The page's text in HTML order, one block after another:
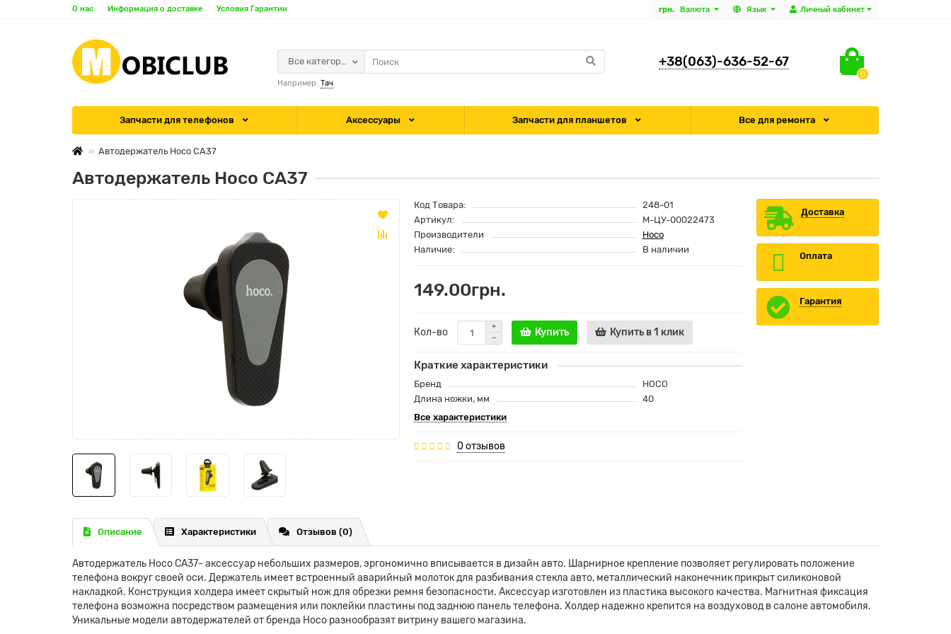
Личный кабинет
Язык
грн. Валюта
О нас Информация о доставке Условия Гарантии
+38(063)-636-52-67
0
Все категории
Например: Тач
Запчасти для телефонов Аксессуары Запчасти для планшетов Все для ремонта
Автодержатель Hoco CA37
Автодержатель Hoco CA37
Код Товара:
248-01
Артикул:
M-ЦУ-00022473
Производители
Hoco
Наличие:
В наличии
149.00грн.
Кол-во Купить Купить в 1 клик
Краткие характеристики
Бренд
HOCO
Длина ножки, мм
40
Все характеристики
0 отзывов
Доставка
Оплата
Гарантия
Описание Характеристики Отзывов (0)
Автодержатель Hoco CA37- аксессуар небольших размеров, эргономично вписывается в дизайн авто. Шарнирное крепление позволяет регулировать положение
телефона вокруг своей оси. Держатель имеет встроенный аварийный молоток для разбивания стекла авто, металлический наконечник прикрыт силиконовой
накладкой. Конструкция холдера имеет скрытый нож для обрезки ремня безопасности. Аксессуар изготовлен из пластика высокого качества. Магнитная фиксация
телефона возможна посредством размещения или поклейки пластины под заднюю панель телефона. Холдер надежно крепится на воздуховод в салоне автомобиля.
Уникальные модели автодержателей от бренда Hoco разнообразят витрину вашего магазина.